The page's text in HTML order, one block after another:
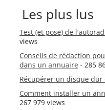
Les plus lus
Test (et pose) de
views
Conseils de rédaction
dans un annuaire - 285
Récupérer un disque dur
Comment installer un
267 979 views